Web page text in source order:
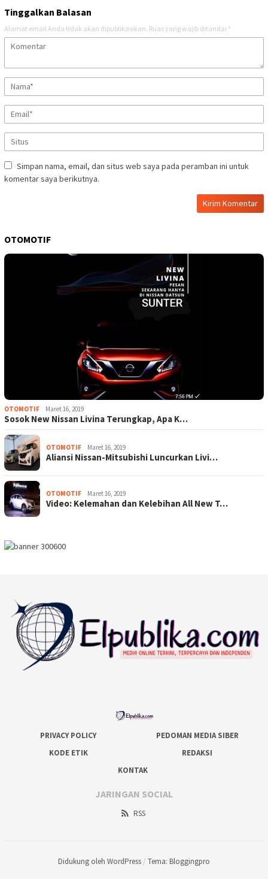
Tinggalkan Balasan
Alamat email Anda tidak akan dipublikasikan. Ruas yang wajib ditandai *
Simpan nama, email, dan situs web saya pada peramban ini untuk
komentar saya berikutnya.
OTOMOTIF
OTOMOTIF Maret 16, 2019
Sosok New Nissan Livina Terungkap, Apa K…
OTOMOTIF Maret 16, 2019
Aliansi Nissan-Mitsubishi Luncurkan Livi…
OTOMOTIF Maret 16, 2019
Video: Kelemahan dan Kelebihan All New T…
PRIVACY POLICY
PEDOMAN MEDIA SIBER
KODE ETIK
REDAKSI
KONTAK
JARINGAN SOCIAL
RSS
Didukung oleh WordPress / Tema: Bloggingpro